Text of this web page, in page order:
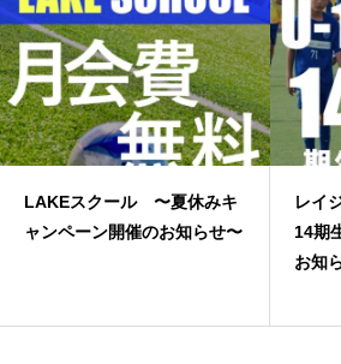
LAKEスクール 〜夏休みキ
ャンペーン開催のお知らせ〜
レイ
14期生 入団セレクショ
お知